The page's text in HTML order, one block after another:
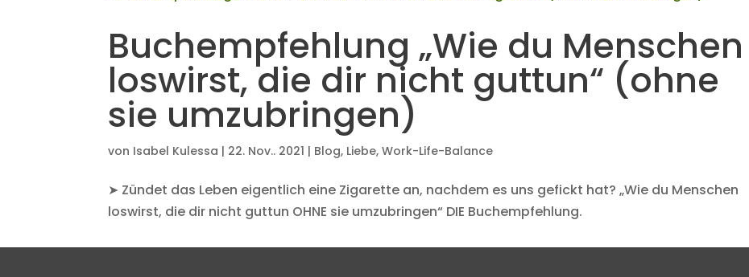
Buchempfehlung „Wie du Menschen
loswirst, die dir nicht guttun“ (ohne
sie umzubringen)
von Isabel Kulessa | 22. Nov.. 2021 | Blog, Liebe,Work-Life-Balance
➤ Zündet das Leben eigentlich eine Zigarette an, nachdem es uns gefickt hat? „Wie du Menschen
loswirst, die dir nicht guttun OHNE sie umzubringen“ DIE Buchempfehlung.